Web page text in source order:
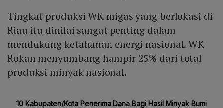
Tingkat produksi WK migas yang berlokasi di
Riau itu dinilai sangat penting dalam
mendukung ketahanan energi nasional. WK
Rokan menyumbang hampir 25% dari total
produksi minyak nasional.